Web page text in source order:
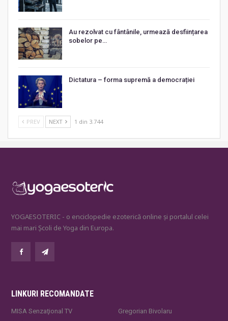
Au rezolvat cu fântânile, urmează desființarea
sobelor pe…
Dictatura – forma supremă a democrației
PREV NEXT 1 din 3.744
YOGAESOTERIC - o enciclopedie ezoterică online și portalul celei
mai mari Școli de Yoga din Europa.
LINKURI RECOMANDATE
MISA Senzaţional TV
Gregorian Bivolaru